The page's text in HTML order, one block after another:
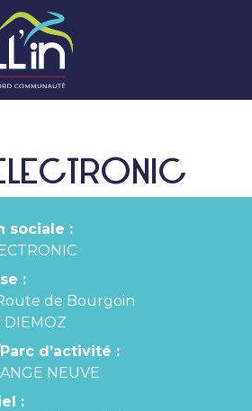
sociale :
:
de Bourgoin
d’activité :
NEUVE
: